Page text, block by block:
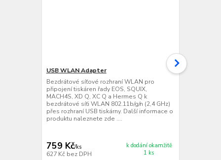
USB WLAN Adapter
Bezdrátové síťové rozhraní WLAN pro
připojení tiskáren řady EOS, SQUIX,
MACH4S, XD Q, XC Q a Hermes Q k
bezdrátové síťi WLAN 802.11b/g/n (2,4 GHz)
přes rozhraní USB tiskárny. Další informace o
produktu naleznete zde ....
759 Kč/ks
627 Kč bez DPH
k dodání okamžitě
1 ks
USB